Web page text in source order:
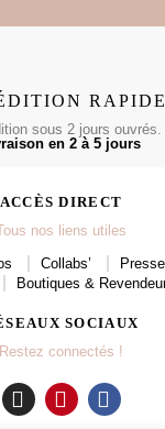
RAPIDE
sous 2 jours ouvrés.
en 2 à 5 jours
ACCÈS DIRECT
nos liens utiles
Collabs’ Presse
Boutiques &
SOCIAUX
Restez connectés !
I
P
F